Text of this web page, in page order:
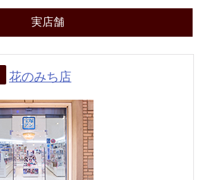
実店舗
花のみち店